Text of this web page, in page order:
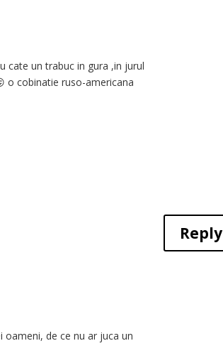
cate un trabuc in gura ,in jurul
o cobinatie ruso-americana
Reply
de ce nu ar juca un